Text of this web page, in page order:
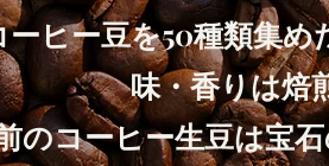
ヒー豆を50種類集め
味・香りは焙
のコーヒー生豆は宝